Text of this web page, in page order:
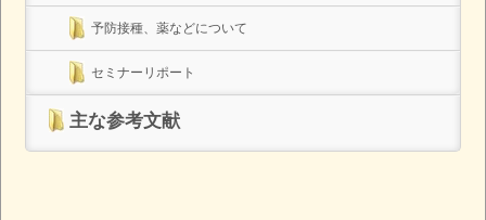
予防接種、薬などについて
セミナーリポート
主な参考文献